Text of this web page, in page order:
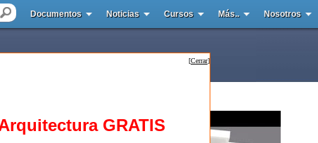
Documentos Noticias Cursos Más.. Nosotros
[Cerrar]
GRATIS